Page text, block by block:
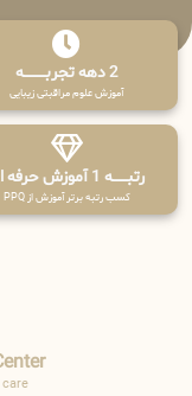
2 دهه تجربـــــــــه
آموزش علوم مراقبتی زیبایی
رتبــــــه 1 آموزش حرفه ای
کسب رتبه برتر آموزش از PPQ